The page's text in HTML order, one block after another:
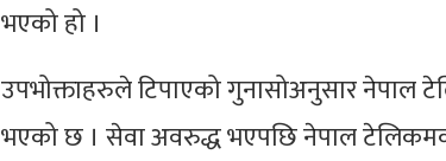
भएको हो ।
उपभोक्ताहरुले टिपाएको गुनासोअनुसार
भएको छ । सेवा अवरुद्ध भएपछि नेपाल